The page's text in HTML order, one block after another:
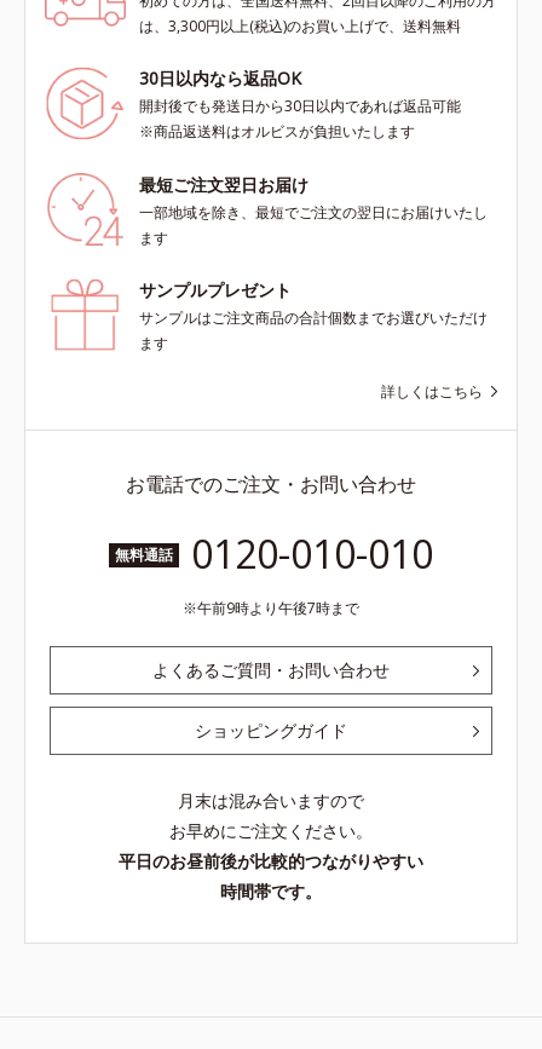
は、3,300円以上(税込)のお買い上げで、送料無料
30日以内なら返品OK
開封後でも発送日から30日以内であれば返品可能
※商品返送料はオルビスが負担いたします
最短ご注文翌日お届け
一部地域を除き、最短でご注文の翌日にお届けいたし
ます
サンプルプレゼント
サンプルはご注文商品の合計個数までお選びいただけ
ます
詳しくはこちら
お電話でのご注文・お問い合わせ
無料通話 0120-010-010
午前9時より午後7時まで
よくあるご質問・お問い合わせ
ショッピングガイド
月末は混み合いますので
お早めにご注文ください。
平日のお昼前後が比較的つながりやすい
時間帯です。